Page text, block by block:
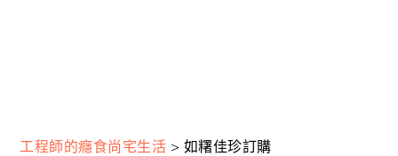
工程師的癮食尚宅生活 > 如糬佳珍訂購